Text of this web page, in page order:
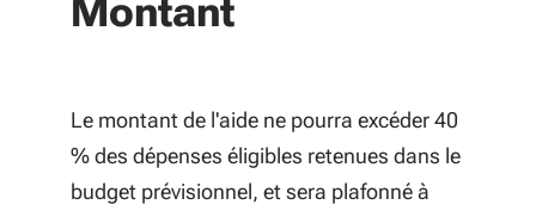
Montant
Le montant de l'aide ne pourra excéder 40
% des dépenses éligibles retenues dans le
budget prévisionnel, et sera plafonné à